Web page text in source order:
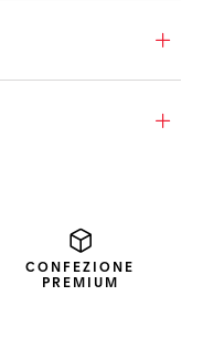
CONFEZIONE
PREMIUM